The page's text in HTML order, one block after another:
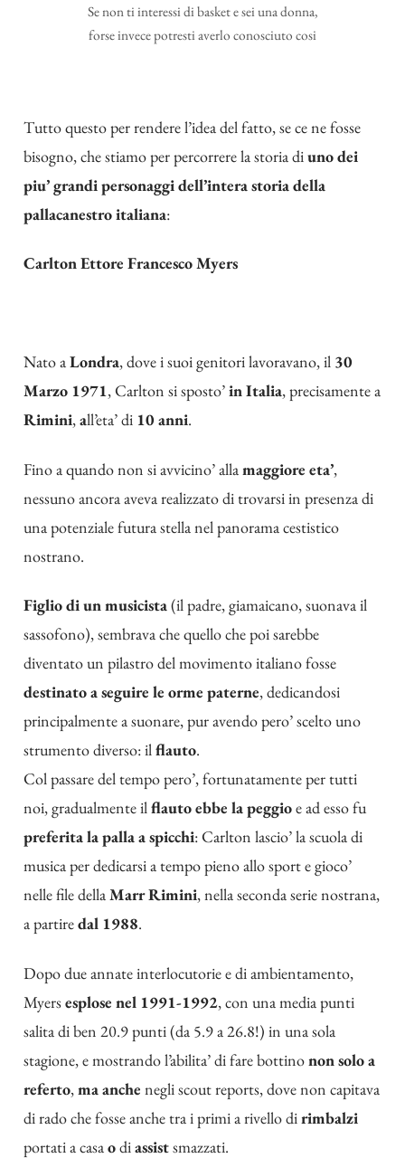
Se non ti interessi di basket e sei una donna,
forse invece potresti averlo conosciuto cosi
Tutto questo per rendere l’idea del fatto, se ce ne fosse
bisogno, che stiamo per percorrere la storia diuno dei
piu’ grandi personaggi dell’intera storia della
pallacanestro italiana:
Carlton Ettore Francesco Myers
Nato aLondra, dove i suoi genitori lavoravano, il 30
Marzo 1971, Carlton si sposto’in Italia, precisamente a
Rimini,all’eta’ di 10 anni.
Fino a quando non si avvicino’ allamaggiore eta’,
nessuno ancora aveva realizzato di trovarsi in presenza di
una potenziale futura stella nel panorama cestistico
nostrano.
Figlio di un musicista(il padre, giamaicano, suonava il
sassofono), sembrava che quello che poi sarebbe
diventato un pilastro del movimento italiano fosse
destinato a seguire le orme paterne, dedicandosi
principalmente a suonare, pur avendo pero’ scelto uno
strumento diverso: ilflauto.
Col passare del tempo pero’, fortunatamente per tutti
noi, gradualmente ilflauto ebbe la peggioe ad esso fu
preferita la palla a spicchi: Carlton lascio’ la scuola di
musica per dedicarsi a tempo pieno allo sport e gioco’
nelle file dellaMarr Rimini, nella seconda serie nostrana,
a partiredal 1988.
Dopo due annate interlocutorie e di ambientamento,
Myersesplose nel 1991-1992, con una media punti
salita di ben 20.9 punti (da 5.9 a 26.8!) in una sola
stagione, e mostrando l’abilita’ di fare bottinonon solo a
referto,ma anche negli scout reports, dove non capitava
di rado che fosse anche tra i primi a rivello dirimbalzi
portati a casaodiassistsmazzati.